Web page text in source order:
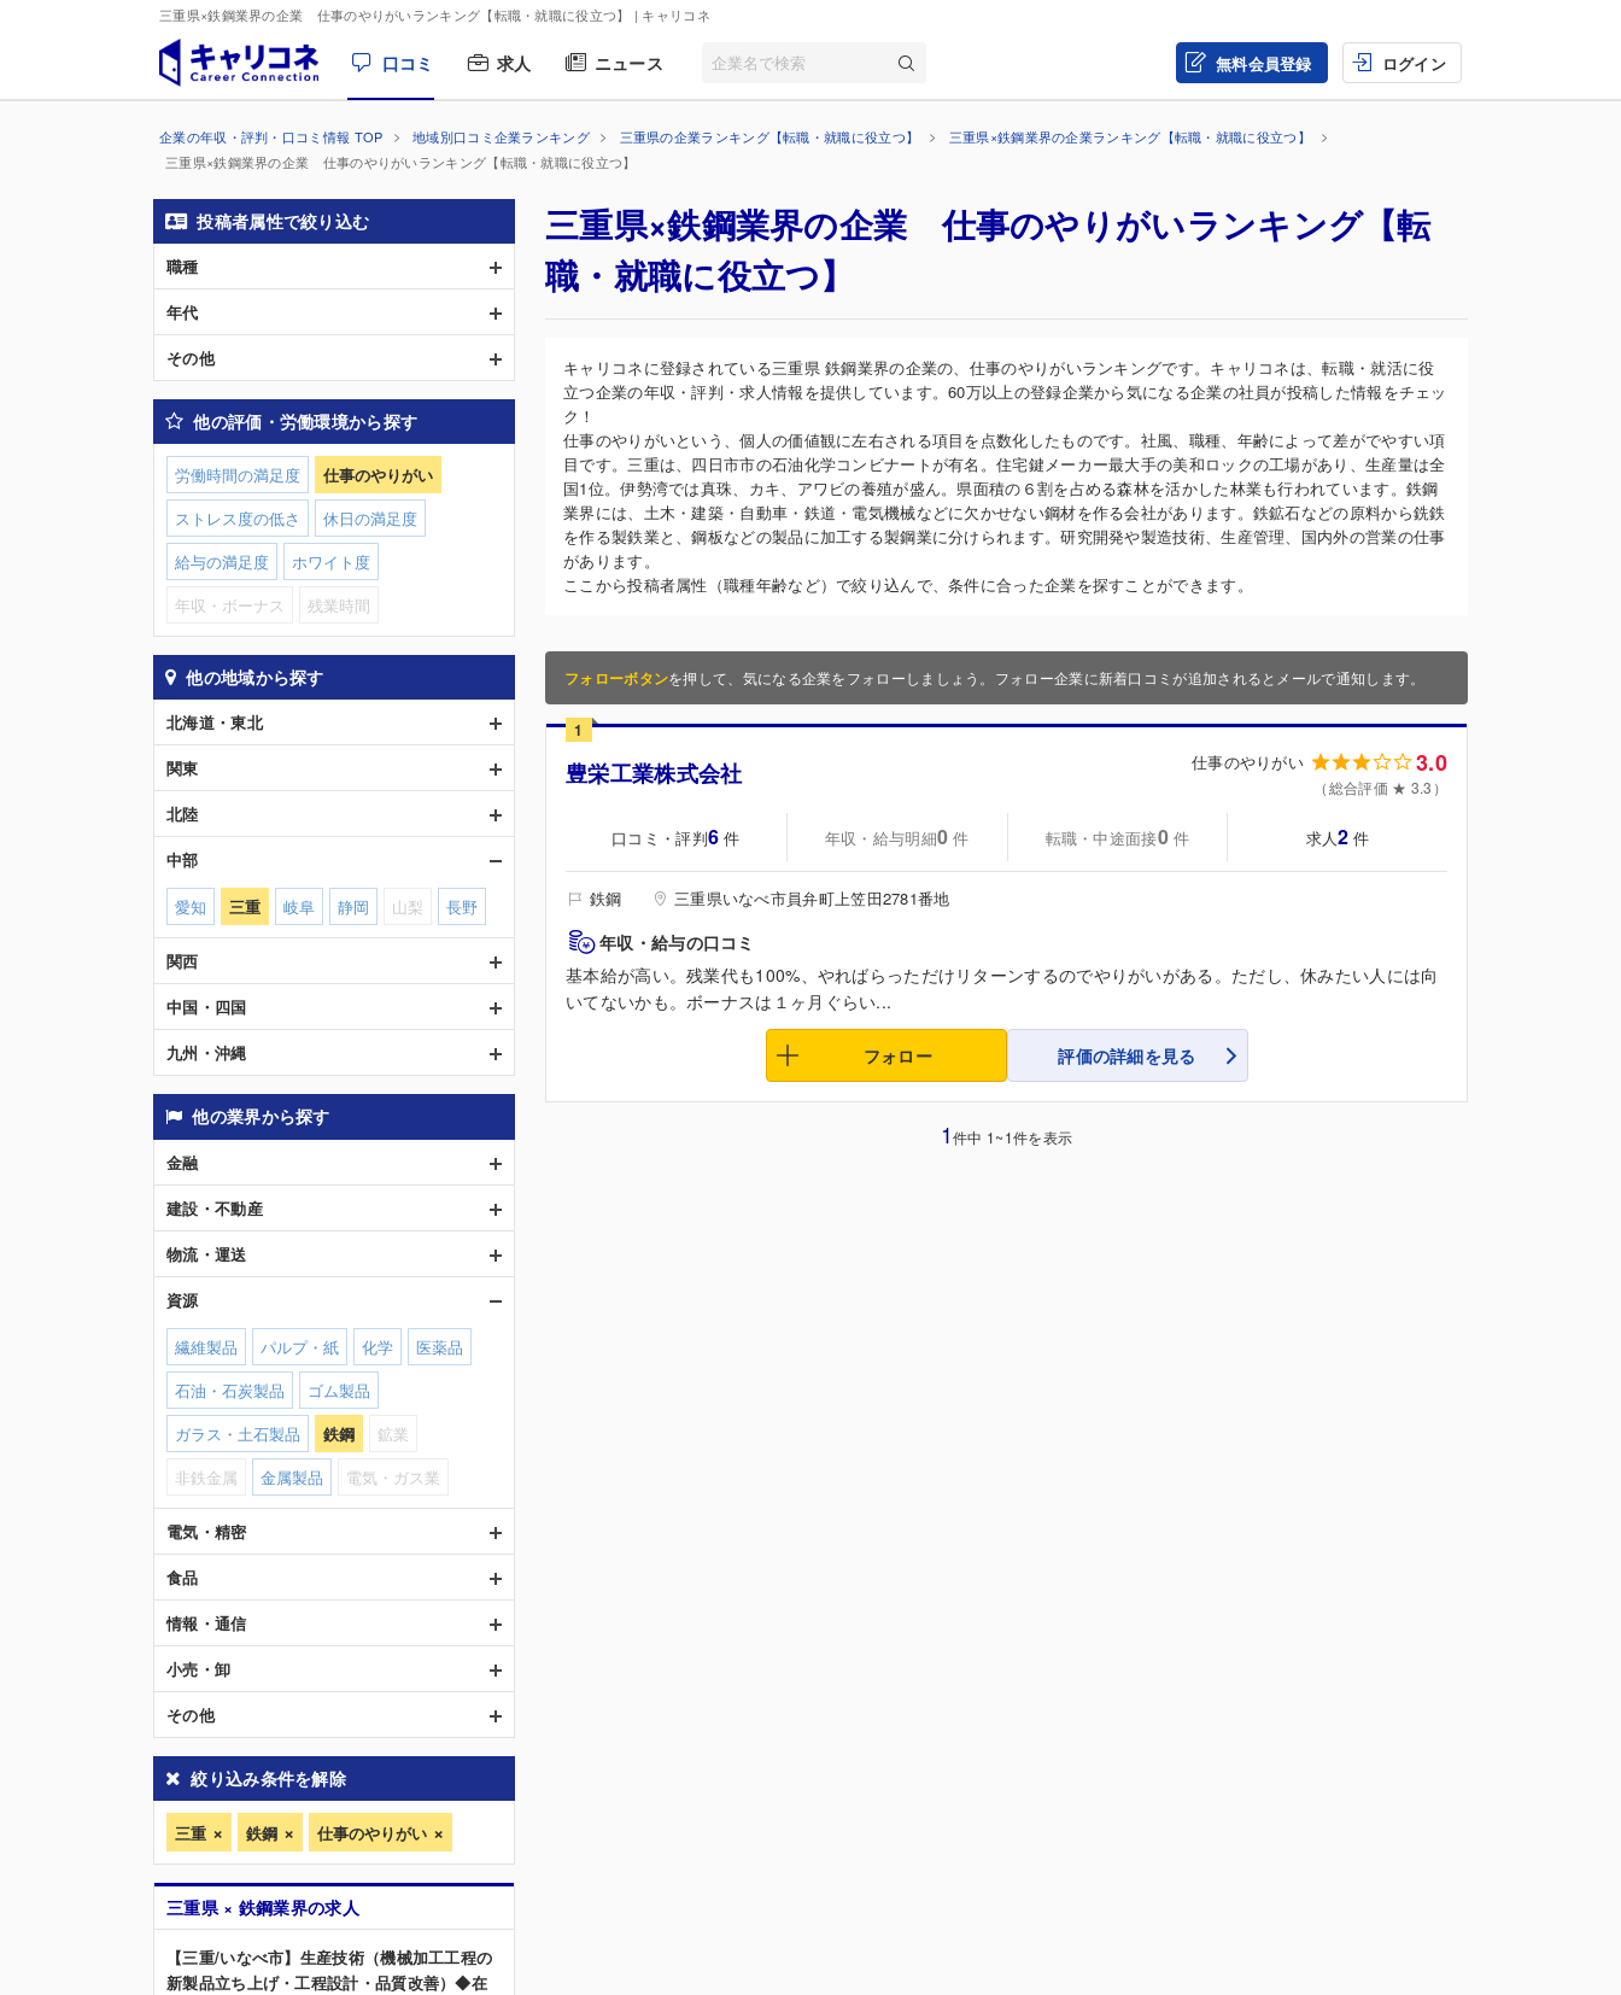
三重県×鉄鋼業界の企業 仕事のやりがいランキング【転職・就職に役立つ】 | キャリコネ
口コミ 求人 ニュース 無料会員登録 ログイン
企業の年収・評判・口コミ情報 TOP 地域別口コミ企業ランキング 三重県の企業ランキング【転職・就職に役立つ】
三重県×鉄鋼業界の企業ランキング【転職・就職に役立つ】
三重県×鉄鋼業界の企業 仕事のやりがいランキング【転職・就職に役立つ】
三重県×鉄鋼業界の企業 仕事のやりがいランキング【転
職・就職に役立つ】
キャリコネに登録されている三重県 鉄鋼業界の企業の、仕事のやりがいランキングです。キャリコネは、転職・就活に役
立つ企業の年収・評判・求人情報を提供しています。60万以上の登録企業から気になる企業の社員が投稿した情報をチェッ
ク！
仕事のやりがいという、個人の価値観に左右される項目を点数化したものです。社風、職種、年齢によって差がでやすい項
目です。三重は、四日市市の石油化学コンビナートが有名。住宅鍵メーカー最大手の美和ロックの工場があり、生産量は全
国1位。伊勢湾では真珠、カキ、アワビの養殖が盛ん。県面積の６割を占める森林を活かした林業も行われています。鉄鋼
業界には、土木・建築・自動車・鉄道・電気機械などに欠かせない鋼材を作る会社があります。鉄鉱石などの原料から銑鉄
を作る製鉄業と、鋼板などの製品に加工する製鋼業に分けられます。研究開発や製造技術、生産管理、国内外の営業の仕事
があります。
ここから投稿者属性（職種年齢など）で絞り込んで、条件に合った企業を探すことができます。
フォローボタンを押して、気になる企業をフォローしましょう。フォロー企業に新着口コミが追加されるとメールで通知します。
1
豊栄工業株式会社 仕事のやりがい 3.0
（総合評価 ★ 3.3）
口コミ・評判6 件 年収・給与明細0 件 転職・中途面接0 件 求人2 件
鉄鋼 三重県いなべ市員弁町上笠田2781番地
年収・給与の口コミ
基本給が高い。残業代も100%、やればらっただけリターンするのでやりがいがある。ただし、休みたい人には向
いてないかも。ボーナスは１ヶ月ぐらい...
フォロー 評価の詳細を見る
1件中 1~1件を表示
投稿者属性で絞り込む
職種
年代
その他
他の評価・労働環境から探す
労働時間の満足度
仕事のやりがい
ストレス度の低さ
休日の満足度
給与の満足度
ホワイト度
年収・ボーナス
残業時間
他の地域から探す
北海道・東北
関東
北陸
中部
愛知 三重 岐阜 静岡 山梨 長野
関西
中国・四国
九州・沖縄
他の業界から探す
金融
建設・不動産
物流・運送
資源
繊維製品 パルプ・紙 化学
医薬品
石油・石炭製品
ゴム製品
ガラス・土石製品
鉄鋼
鉱業
非鉄金属
金属製品 電気・ガス業
電気・精密
食品
情報・通信
小売・卸
その他
絞り込み条件を解除
三重 鉄鋼 仕事のやりがい
三重県 × 鉄鋼業界の求人
【三重/いなべ市】生産技術（機械加工工程の
新製品立ち上げ・工程設計・品質改善）◆在